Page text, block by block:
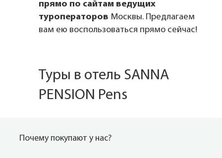
прямо по сайтам ведущих
туроператоров Москвы. Предлагаем
вам ею воспользоваться прямо сейчас!
Туры в отель SANNA
PENSION Pens
Почему покупают у нас?